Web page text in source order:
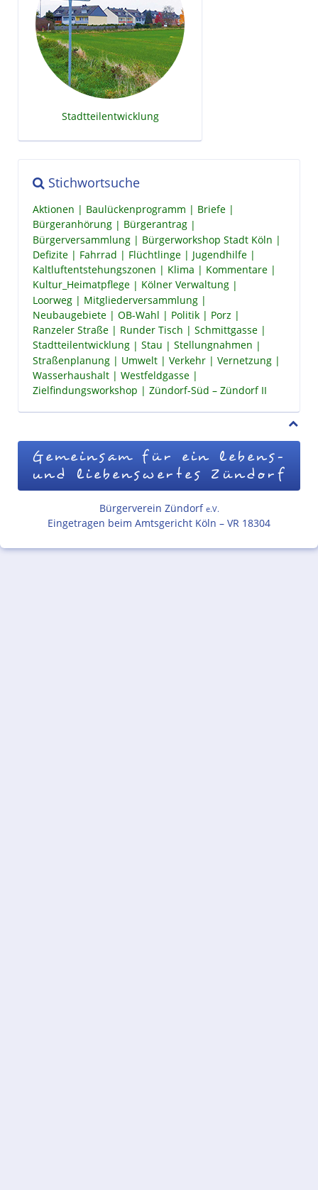
Stadtteilentwicklung
Stichwortsuche
Aktionen Baulückenprogramm
Briefe
Bürgeranhörung
Bürgerantrag
Bürgerversammlung
Bürgerworkshop Stadt Köln
Defizite
Fahrrad Flüchtlinge
Jugendhilfe
Kaltluftentstehungszonen
Klima
Kommentare
Kultur_Heimatpflege
Kölner Verwaltung
Loorweg
Mitgliederversammlung
Neubaugebiete
OB-Wahl Politik
Porz
Ranzeler Straße
Runder Tisch
Schmittgasse
Stadtteilentwicklung
Stau
Stellungnahmen
Straßenplanung
Umwelt Verkehr
Vernetzung
Wasserhaushalt
Westfeldgasse
Zielfindungsworkshop
Zündorf-Süd – Zündorf II
Gemeinsam für ein lebens-
und liebenswertes Zündorf
Bürgerverein Zündorf e.V.
Eingetragen beim Amtsgericht Köln – VR 18304